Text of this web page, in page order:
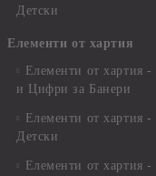
Детски
Елементи от хартия
Елементи от хартия
и Цифри за Банери
Елементи от хартия -
Детски
Елементи от хартия -